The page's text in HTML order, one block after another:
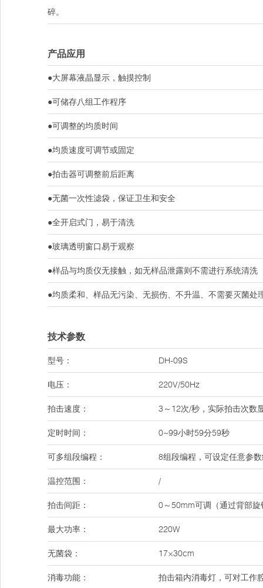
碎。
产品应用
●大屏幕液晶显示，触摸控制
●可储存八组工作程序
●可调整的均质时间
●均质速度可调节或固定
●拍击器可调整前后距离
●无菌一次性滤袋，保证卫生和安全
●全开启式门，易于清洗
●玻璃透明窗口易于观察
●样品与均质仪无接触，如无样品泄露则不需进行系统清洗
●均质柔和、样品无污染、无损伤、不升温、不需要灭菌处
技术参数
型号： DH-09S
电压： 220V/50Hz
拍击速度： 3～12次/秒，实际拍击次数
定时时间： 0~99小时59分59秒
可多组段编程： 8组段编程，可设定任意参
温控范围： /
拍击间距： 0～50mm可调（通过背部旋
最大功率： 220W
无菌袋： 17×30cm
消毒功能： 拍击箱内消毒灯，可对工作